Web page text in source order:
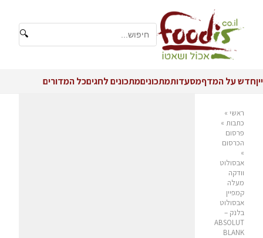
🔍
ייןחדש על המדףמסעדותמתכוניםמתכונים לחגיםכל המדורים
ראשי »
כתבות »
פרסום
הכרסום
»
אבסולוט
וודקה
מעלה
קמפיין
אבסולוט
בלנק –
ABSOLUT
BLANK